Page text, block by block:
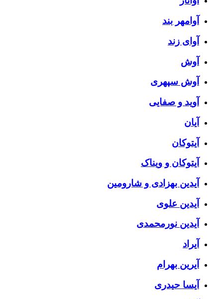
آوامهر بند
آوای زند
آوش
آوش سپهری
آوید و صفایی
آیان
آیتوکان
آیتوکان و ویناک
آیدین بهزادی و شارومین
آیدین علوی
آیدین نورمحمدی
آیراد
آیرین بهرام
آیسا حیدری